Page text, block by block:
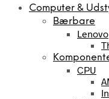
Computer &
Bærbare
Lenovo
CPU